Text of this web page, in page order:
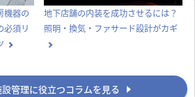
機器の
必須リ
地下店舗の内装を成功させるには？
照明・換気・ファサード設計がカギ
管理に役立つコラムを見る